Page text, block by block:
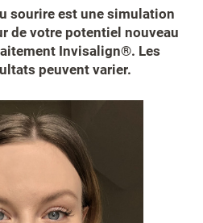
sourire est une simulation
de votre potentiel nouveau
Invisalign®. Les
peuvent varier.